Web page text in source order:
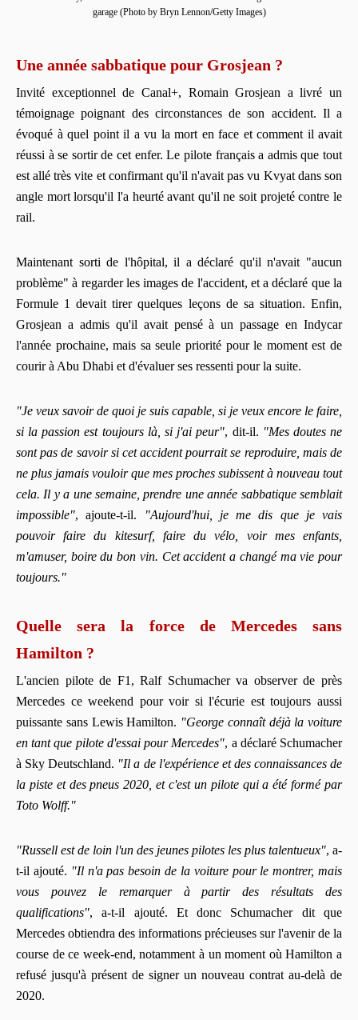
garage (Photo by Bryn Lennon/Getty Images)
Une année sabbatique pour Grosjean ?
Invité exceptionnel de Canal+, Romain Grosjean a livré un
témoignage poignant des circonstances de son accident. Il a
évoqué à quel point il a vu la mort en face et comment il avait
réussi à se sortir de cet enfer. Le pilote français a admis que tout
est allé très vite et confirmant qu'il n'avait pas vu Kvyat dans son
angle mort lorsqu'il l'a heurté avant qu'il ne soit projeté contre le
rail.
Maintenant sorti de l'hôpital, il a déclaré qu'il n'avait "aucun
problème" à regarder les images de l'accident, et a déclaré que la
Formule 1 devait tirer quelques leçons de sa situation. Enfin,
Grosjean a admis qu'il avait pensé à un passage en Indycar
l'année prochaine, mais sa seule priorité pour le moment est de
courir à Abu Dhabi et d'évaluer ses ressenti pour la suite.
"Je veux savoir de quoi je suis capable, si je veux encore le faire,
si la passion est toujours là, si j'ai peur", dit-il. "Mes doutes ne
sont pas de savoir si cet accident pourrait se reproduire, mais de
ne plus jamais vouloir que mes proches subissent à nouveau tout
cela. Il y a une semaine, prendre une année sabbatique semblait
impossible", ajoute-t-il.
"Aujourd'hui, je me dis que je vais
pouvoir faire du kitesurf, faire du vélo, voir mes enfants,
m'amuser, boire du bon vin. Cet accident a changé ma vie pour
toujours."
Quelle sera la force de Mercedes sans
Hamilton ?
L'ancien pilote de F1, Ralf Schumacher va observer de près
Mercedes ce weekend pour voir si l'écurie est toujours aussi
puissante sans Lewis Hamilton. "George connaît déjà la voiture
en tant que pilote d'essai pour Mercedes", a déclaré Schumacher
à Sky Deutschland. "Il a de l'expérience et des connaissances de
la piste et des pneus 2020, et c'est un pilote qui a été formé par
Toto Wolff."
"Russell est de loin l'un des jeunes pilotes les plus talentueux", a-
t-il ajouté. "Il n'a pas besoin de la voiture pour le montrer, mais
vous pouvez le remarquer à partir des résultats des
qualifications", a-t-il ajouté. Et donc Schumacher dit que
Mercedes obtiendra des informations précieuses sur l'avenir de la
course de ce week-end, notamment à un moment où Hamilton a
refusé jusqu'à présent de signer un nouveau contrat au-delà de
2020.